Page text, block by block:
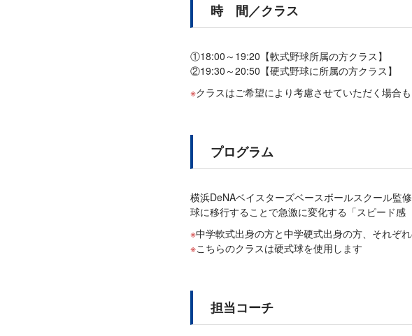
時 間／クラス
①18:00～19:20【軟式野球所属の方クラス】
②19:30～20:50【硬式野球に所属の方クラス】
クラスはご希望により考慮させていただく場合
プログラム
横浜DeNAベイスターズベースボールスクール監
球に移行することで急激に変化する「スピード感
中学軟式出身の方と中学硬式出身の方、それぞ
こちらのクラスは硬式球を使用します
担当コーチ